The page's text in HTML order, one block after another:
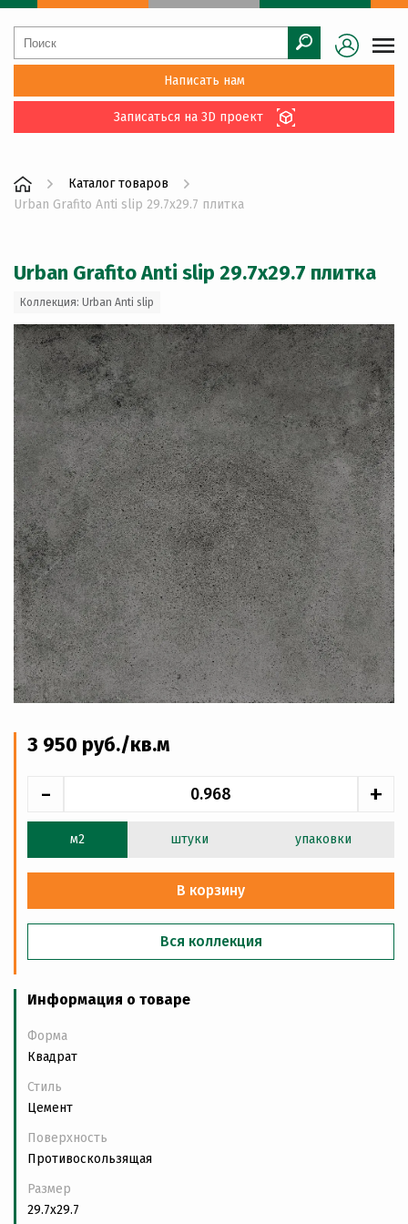
Написать нам
Записаться на 3D проект
Каталог товаров
Urban Grafito Anti slip 29.7x29.7 плитка
Urban Grafito Anti slip 29.7x29.7 плитка
Коллекция: Urban Anti slip
3 950 руб./кв.м
- +
м2 штуки упаковки
В корзину
Вся коллекция
Информация о товаре
Форма
Квадрат
Стиль
Цемент
Поверхность
Противоскользящая
Размер
29.7x29.7